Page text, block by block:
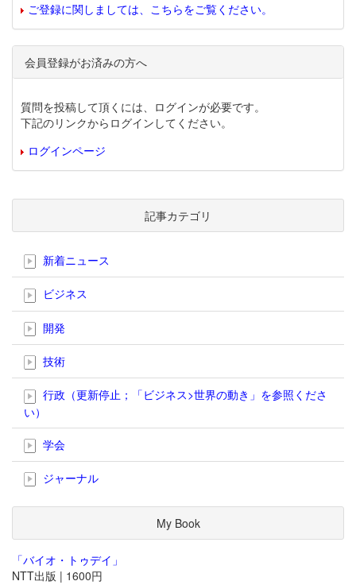
ご登録に関しましては、こちらをご覧ください。
会員登録がお済みの方へ
質問を投稿して頂くには、ログインが必要です。
下記のリンクからログインしてください。
ログインページ
記事カテゴリ
新着ニュース
ビジネス
開発
技術
行政（更新停止；「ビジネス>世界の動き」を参照くださ
い）
学会
ジャーナル
My Book
「バイオ・トゥデイ」
NTT出版 | 1600円